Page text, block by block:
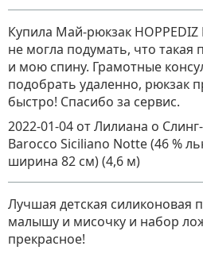
Купила Май-рюкзак HOPPEDIZ
не могла подумать, что такая
и мою спину. Грамотные
подобрать удаленно, рюкзак
быстро! Спасибо за сервис.
2022-01-04 от Лилиана о
Barocco Siciliano Notte (46 %
ширина 82 см) (4,6 м)
Лучшая детская силиконовая
малышу и мисочку и набор
прекрасное!